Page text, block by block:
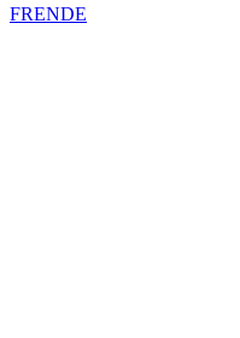
FRENDE